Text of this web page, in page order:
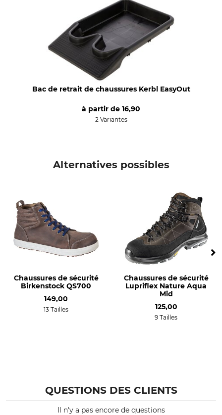
Hommes
Pointure (EU)
40
Couleur
marron-orange
PointureBac de retrait de chaussures Kerbl EasyOut
à partir de 16,90
2 Variantes
Alternatives possibles
Chaussures de sécurité
Birkenstock QS700
149,00
13 Tailles
Chaussures de sécurité
Lupriflex Nature Aqua
Mid
125,00
9 Tailles
QUESTIONS DES CLIENTS
Il n'y a pas encore de questions